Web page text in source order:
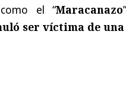
el “Maracanazo
ser víctima de